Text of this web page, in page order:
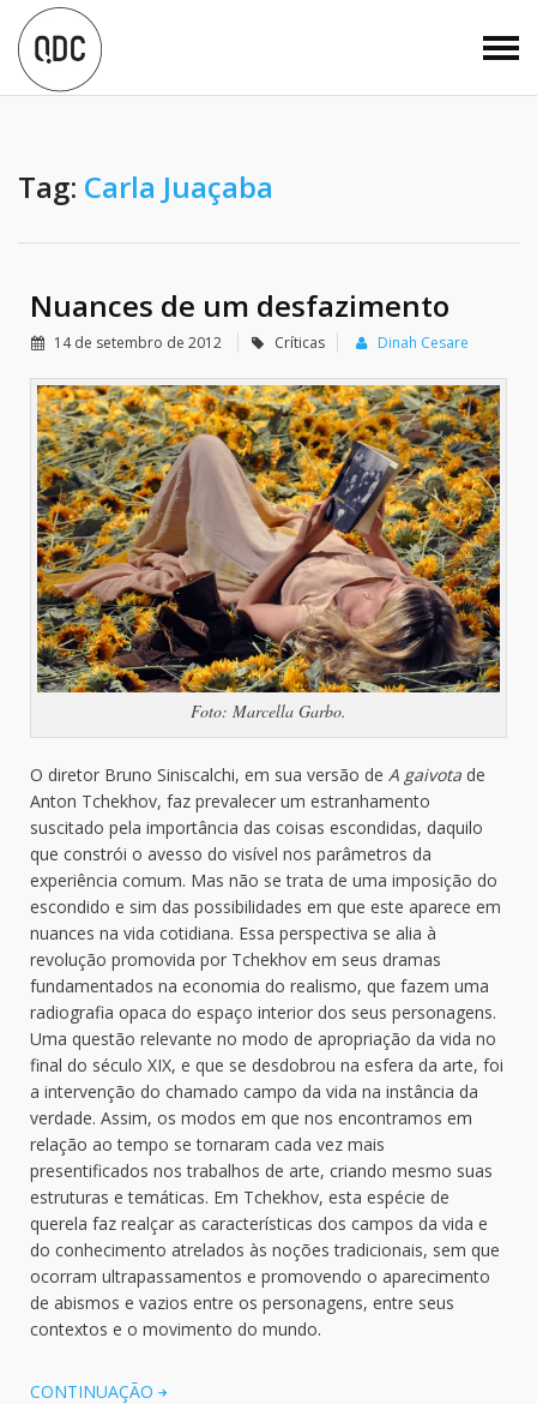
Tag: Carla Juaçaba
Nuances de um desfazimento
14 de setembro de 2012 Críticas Dinah Cesare
Foto: Marcella Garbo.
O diretor Bruno Siniscalchi, em sua versão de A gaivota de
Anton Tchekhov, faz prevalecer um estranhamento
suscitado pela importância das coisas escondidas, daquilo
que constrói o avesso do visível nos parâmetros da
experiência comum. Mas não se trata de uma imposição do
escondido e sim das possibilidades em que este aparece em
nuances na vida cotidiana. Essa perspectiva se alia à
revolução promovida por Tchekhov em seus dramas
fundamentados na economia do realismo, que fazem uma
radiografia opaca do espaço interior dos seus personagens.
Uma questão relevante no modo de apropriação da vida no
final do século XIX, e que se desdobrou na esfera da arte, foi
a intervenção do chamado campo da vida na instância da
verdade. Assim, os modos em que nos encontramos em
relação ao tempo se tornaram cada vez mais
presentificados nos trabalhos de arte, criando mesmo suas
estruturas e temáticas. Em Tchekhov, esta espécie de
querela faz realçar as características dos campos da vida e
do conhecimento atrelados às noções tradicionais, sem que
ocorram ultrapassamentos e promovendo o aparecimento
de abismos e vazios entre os personagens, entre seus
contextos e o movimento do mundo.
CONTINUAÇÃO